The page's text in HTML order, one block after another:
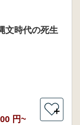
時代の死生
円~
＋